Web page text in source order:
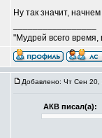
Ну так значит,
"Мудрей всего время,
Добавлено: Чт Сен 20,
АКВ писал(а):